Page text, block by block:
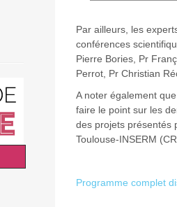
Par ailleurs, les
conférences
Pierre Bories, Pr
Perrot, Pr Christian
A noter également
faire le point sur les
des projets présentés
Toulouse-INSERM
Programme complet